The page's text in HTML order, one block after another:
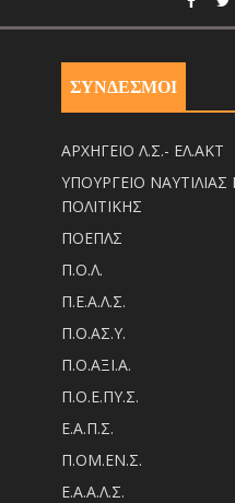
ΣΥΝΔΕΣΜΟΙ
ΑΡΧΗΓΕΙΟ Λ.Σ.- ΕΛ.ΑΚΤ
ΥΠΟΥΡΓΕΙΟ ΝΑΥΤΙΛΙΑΣ
ΠΟΛΙΤΙΚΗΣ
ΠΟΕΠΛΣ
Π.Ο.Λ.
Π.Ε.Α.Λ.Σ.
Π.Ο.ΑΣ.Υ.
Π.Ο.ΑΞΙ.Α.
Π.Ο.Ε.ΠΥ.Σ.
Ε.Α.Π.Σ.
Π.ΟM.EN.Σ.
Ε.Α.Α.Λ.Σ.